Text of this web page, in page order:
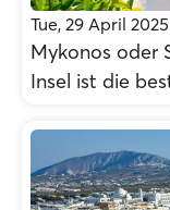
Tue, 29 April 2025
Mykonos oder
Insel ist die